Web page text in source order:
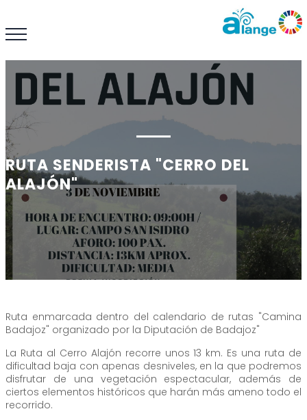
RUTA SENDERISTA "CERRO DEL
ALAJÓN"
Ruta enmarcada dentro del calendario de rutas "Camina
Badajoz" organizado por la Diputación de Badajoz"
La Ruta al Cerro Alajón recorre unos 13 km. Es una ruta de
dificultad baja con apenas desniveles, en la que podremos
disfrutar de una vegetación espectacular, además de
ciertos elementos históricos que harán más ameno todo el
recorrido.